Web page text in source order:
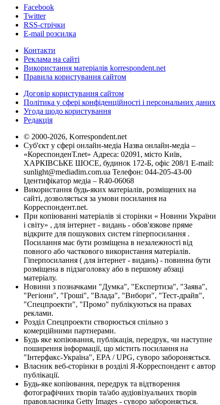
Facebook
Twitter
RSS-стрічки
E-mail розсилка
Контакти
Реклама на сайті
Використання матеріалів korrespondent.net
Правила користування сайтом
Договір користування сайтом
Політика у сфері конфіденційності і персональних даних
Угода щодо користування
Редакція
© 2000-2026, Korrespondent.net
Суб'єкт у сфері онлайн-медіа Назва онлайн-медіа –
«КореспонденТ.net» Адреса: 02091, місто Київ,
ХАРКІВСЬКЕ ШОСЕ, будинок 172-Б, офіс 208/1 E-mail:
sunlight@mediadim.com.ua Телефон: 044-205-43-00
Ідентифікатор медіа – R40-06068
Використання будь-яких матеріалів, розміщених на
сайті, дозволяється за умови посилання на
Корреспондент.net.
При копіюванні матеріалів зі сторінки « Новини України
і світу» , для інтернет - видань - обов'язкове пряме
відкрите для пошукових систем гіперпосилання .
Посилання має бути розміщена в незалежності від
повного або часткового використання матеріалів.
Гіперпосилання ( для інтернет - видань) - повинна бути
розміщена в підзаголовку або в першому абзаці
матеріалу.
Новини з позначками "Думка", "Експертиза", "Заява",
"Регіони", "Гроші", "Влада", "Вибори", "Тест-драйв",
"Спецпроекти", "Промо" публікуються на правах
реклами.
Розділ Спецпроекти створюється спільно з
комерційними партнерами.
Будь яке копіювання, публікація, передрук, чи наступне
поширення інформації, що містить посилання на
"Інтерфакс-Україна", EPA / UPG, суворо забороняється.
Власник веб-сторінки в розділі Я-Корреспондент є автор
публікації.
Будь-яке копіювання, передрук та відтворення
фотографічних творів та/або аудіовізуальних творів
правовласника Getty Images - суворо забороняється.